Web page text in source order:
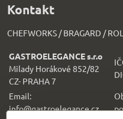
Kontakt
CHEFWORKS / BRAGARD /
GASTROELEGANCE s.r.o
Milady Horákové 852/82
CZ- PRAHA 7
Email:
info@gastroelegance.cz